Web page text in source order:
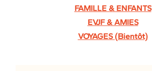
FAMILLE & ENFANTS
EVJF & AMIES
VOYAGES (Bientôt)